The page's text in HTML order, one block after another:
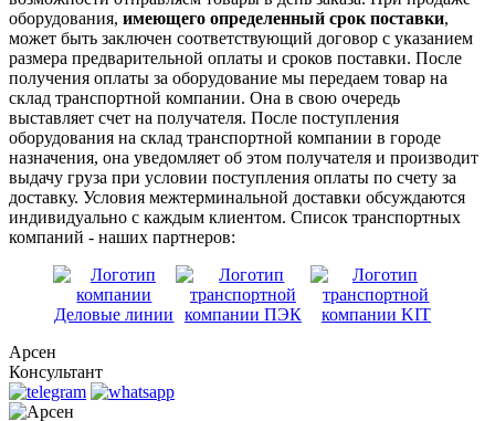
оборудования, имеющего определенный срок поставки,
может быть заключен соответствующий договор с указанием
размера предварительной оплаты и сроков поставки. После
получения оплаты за оборудование мы передаем товар на
склад транспортной компании. Она в свою очередь
выставляет счет на получателя. После поступления
оборудования на склад транспортной компании в городе
назначения, она уведомляет об этом получателя и производит
выдачу груза при условии поступления оплаты по счету за
доставку. Условия межтерминальной доставки обсуждаются
индивидуально с каждым клиентом. Список транспортных
компаний - наших партнеров:
Арсен
Консультант